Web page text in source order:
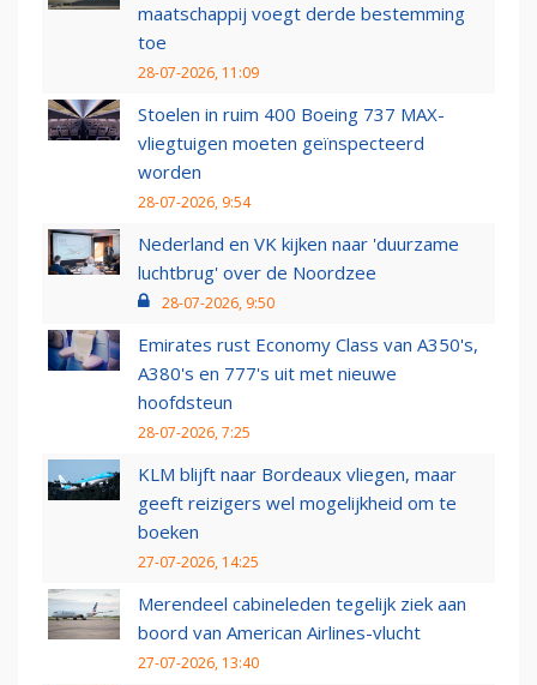
maatschappij voegt derde bestemming
toe
28-07-2026, 11:09
Stoelen in ruim 400 Boeing 737 MAX-
vliegtuigen moeten geïnspecteerd
worden
28-07-2026, 9:54
Nederland en VK kijken naar 'duurzame
luchtbrug' over de Noordzee
28-07-2026, 9:50
Emirates rust Economy Class van A350's,
A380's en 777's uit met nieuwe
hoofdsteun
28-07-2026, 7:25
KLM blijft naar Bordeaux vliegen, maar
geeft reizigers wel mogelijkheid om te
boeken
27-07-2026, 14:25
Merendeel cabineleden tegelijk ziek aan
boord van American Airlines-vlucht
27-07-2026, 13:40